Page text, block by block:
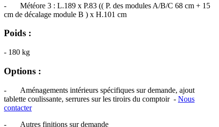
- Météore 3 : L.189 x P.83 (( P. des modules A/B/C 68 cm + 15
cm de décalage module B ) x H.101 cm
Poids :
- 180 kg
Options :
- Aménagements intérieurs spécifiques sur demande, ajout
tablette coulissante, serrures sur les tiroirs du comptoir - Nous
contacter
- Autres finitions sur demande